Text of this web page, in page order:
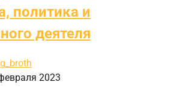
политика и
деятеля
2023